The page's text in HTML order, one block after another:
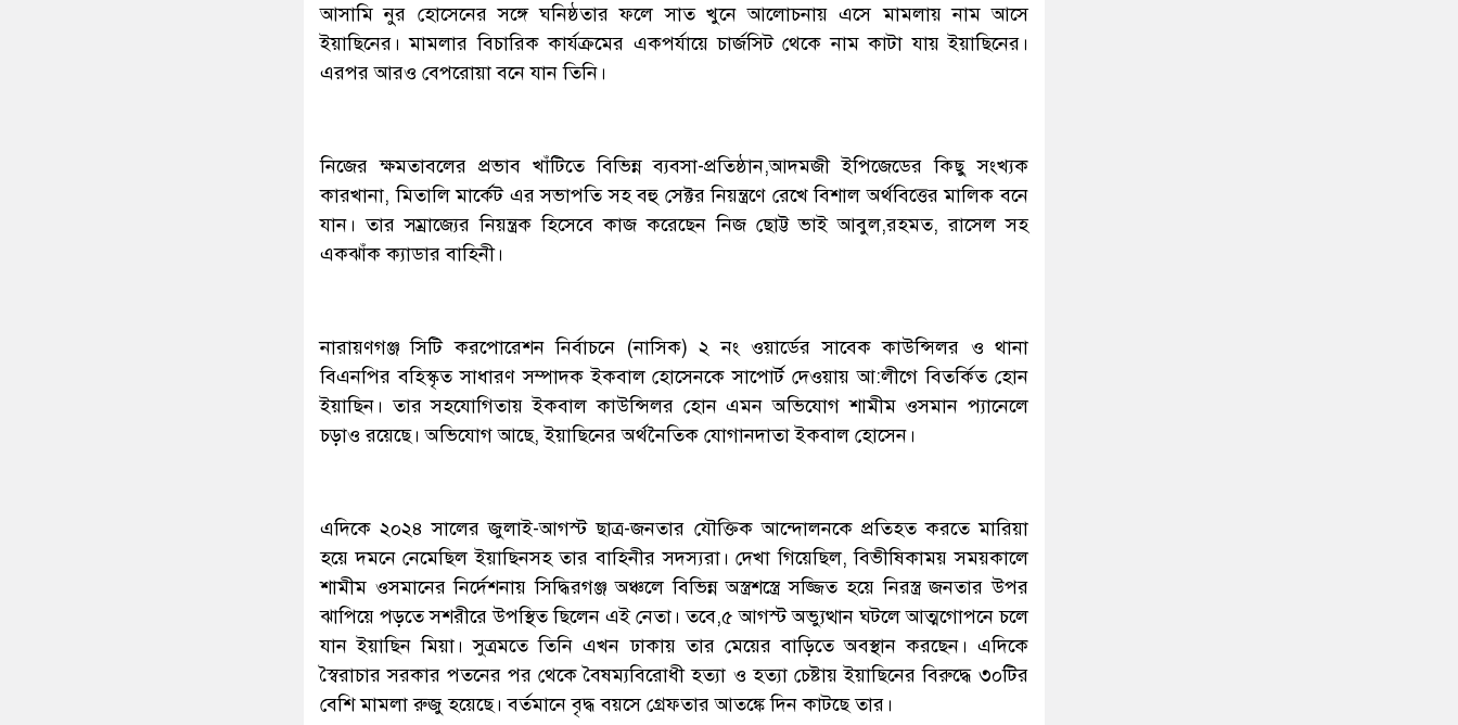
আসামি নুর হোসেনের সঙ্গে ঘনিষ্ঠতার ফলে সাত খুনে আলোচনায় এসে মামলায় নাম আসে
ইয়াছিনের। মামলার বিচারিক কার্যক্রমের একপর্যায়ে চার্জসিট থেকে নাম কাটা যায় ইয়াছিনের।
এরপর আরও বেপরোয়া বনে যান তিনি।
নিজের ক্ষমতাবলের প্রভাব খাঁটিতে বিভিন্ন ব্যবসা-প্রতিষ্ঠান,আদমজী ইপিজেডের কিছু সংখ্যক
কারখানা, মিতালি মার্কেট এর সভাপতি সহ বহু সেক্টর নিয়ন্ত্রণে রেখে বিশাল অর্থবিত্তের মালিক বনে
যান। তার সম্রাজ্যের নিয়ন্ত্রক হিসেবে কাজ করেছেন নিজ ছোট্ট ভাই আবুল,রহমত, রাসেল সহ
একঝাঁক ক্যাডার বাহিনী।
নারায়ণগঞ্জ সিটি করপোরেশন নির্বাচনে (নাসিক) ২ নং ওয়ার্ডের সাবেক কাউন্সিলর ও থানা
বিএনপির বহিস্কৃত সাধারণ সম্পাদক ইকবাল হোসেনকে সাপোর্ট দেওয়ায় আ:লীগে বিতর্কিত হোন
ইয়াছিন। তার সহযোগিতায় ইকবাল কাউন্সিলর হোন এমন অভিযোগ শামীম ওসমান প্যানেলে
চড়াও রয়েছে। অভিযোগ আছে, ইয়াছিনের অর্থনৈতিক যোগানদাতা ইকবাল হোসেন।
এদিকে ২০২৪ সালের জুলাই-আগস্ট ছাত্র-জনতার যৌক্তিক আন্দোলনকে প্রতিহত করতে মারিয়া
হয়ে দমনে নেমেছিল ইয়াছিনসহ তার বাহিনীর সদস্যরা। দেখা গিয়েছিল, বিভীষিকাময় সময়কালে
শামীম ওসমানের নির্দেশনায় সিদ্ধিরগঞ্জ অঞ্চলে বিভিন্ন অস্ত্রশস্ত্রে সজ্জিত হয়ে নিরস্ত্র জনতার উপর
ঝাপিয়ে পড়তে সশরীরে উপস্থিত ছিলেন এই নেতা। তবে,৫ আগস্ট অভ্যুত্থান ঘটলে আত্মগোপনে চলে
যান ইয়াছিন মিয়া। সুত্রমতে তিনি এখন ঢাকায় তার মেয়ের বাড়িতে অবস্থান করছেন। এদিকে
স্বৈরাচার সরকার পতনের পর থেকে বৈষম্যবিরোধী হত্যা ও হত্যা চেষ্টায় ইয়াছিনের বিরুদ্ধে ৩০টির
বেশি মামলা রুজু হয়েছে। বর্তমানে বৃদ্ধ বয়সে গ্রেফতার আতঙ্কে দিন কাটছে তার।